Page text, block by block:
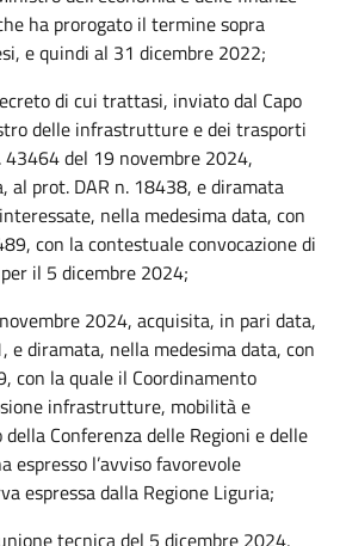
ha prorogato il termine sopra
e quindi al 31 dicembre 2022;
di cui trattasi, inviato dal Capo
delle infrastrutture e dei trasporti
43464 del 19 novembre 2024,
al prot. DAR n. 18438, e diramata
nella medesima data, con
con la contestuale convocazione di
il 5 dicembre 2024;
2024, acquisita, in pari data,
e diramata, nella medesima data, con
con la quale il Coordinamento
infrastrutture, mobilità e
Conferenza delle Regioni e delle
espresso l’avviso favorevole
espressa dalla Regione Liguria;
tecnica del 5 dicembre 2024,